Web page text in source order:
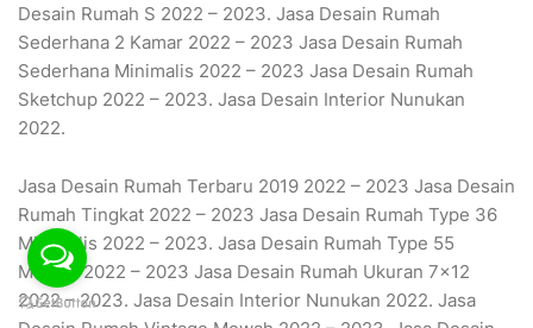
Desain Rumah S 2022 – 2023. Jasa Desain Rumah
Sederhana 2 Kamar 2022 – 2023 Jasa Desain Rumah
Sederhana Minimalis 2022 – 2023 Jasa Desain Rumah
Sketchup 2022 – 2023. Jasa Desain Interior Nunukan
2022.
Jasa Desain Rumah Terbaru 2019 2022 – 2023 Jasa Desain
Rumah Tingkat 2022 – 2023 Jasa Desain Rumah Type 36
Minimalis 2022 – 2023. Jasa Desain Rumah Type 55
Mewah 2022 – 2023 Jasa Desain Rumah Ukuran 7×12
2022 – 2023. Jasa Desain Interior Nunukan 2022. Jasa